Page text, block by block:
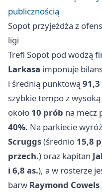
publicznością
Sopot przyjeżdża z
ligi
Trefl Sopot pod wodzą
Larkasa imponuje
i średnią punktową
szybkie tempo z
około 10 prób na mecz
40%. Na parkiecie
Scruggs(średnio 15,8
przech.) oraz kapitan
i 6,8 as.), a w rosterze
barw Raymond